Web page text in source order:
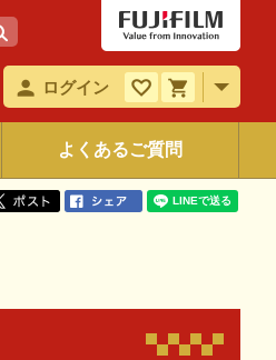
ログイン
よくあるご質問